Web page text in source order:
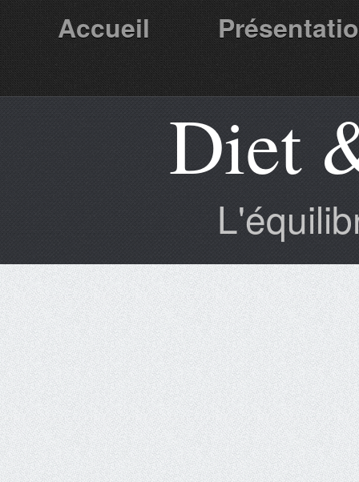
Accueil
Partenaires Diet